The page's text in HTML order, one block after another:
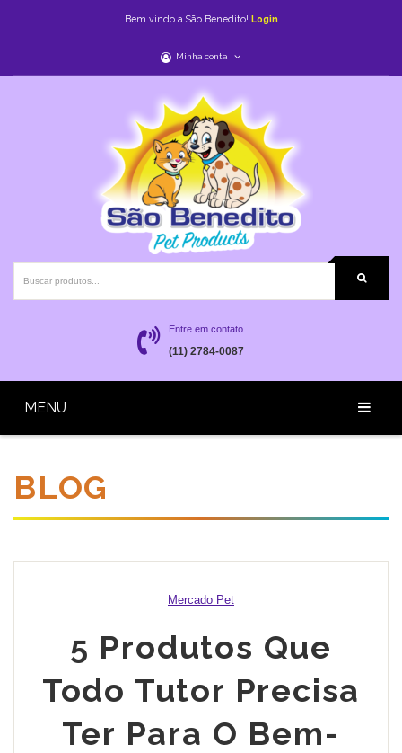
Bem vindo a São Benedito! Login
Minha conta
Entre em contato
(11) 2784-0087
MENU
Sobre Nós
Diferenciais
BLOG
Mercado Pet
5 Produtos Que
Todo Tutor Precisa
Ter Para O Bem-